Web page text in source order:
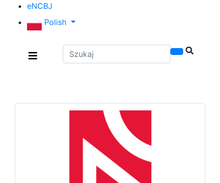
PrzejdźeNCBJ
Polish
Szukaj